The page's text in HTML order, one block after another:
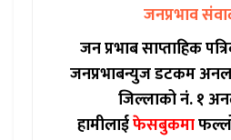
जनप्रभाव
जन प्रभाब साप्ताहिक
जनप्रभाबन्युज डटकम
जिल्लाको नं. १
हामीलाईफेसबुकमा